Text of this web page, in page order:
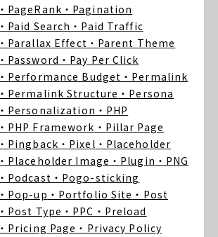
・PageRank ・Pagination
・Paid Search ・Paid Traffic
・Parallax Effect ・Parent Theme
・Password ・Pay Per Click
・Performance Budget ・Permalink
・Permalink Structure ・Persona
・Personalization ・PHP
・PHP Framework ・Pillar Page
・Pingback ・Pixel ・Placeholder
・Placeholder Image ・Plugin ・PNG
・Podcast ・Pogo-sticking
・Pop-up ・Portfolio Site ・Post
・Post Type ・PPC ・Preload
・Pricing Page ・Privacy Policy